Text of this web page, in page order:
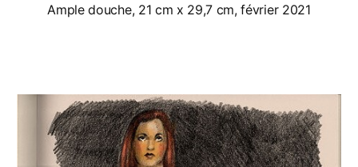
Ample douche, 21 cm x 29,7 cm, février 2021